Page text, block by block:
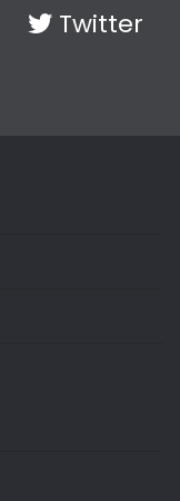
Twitter